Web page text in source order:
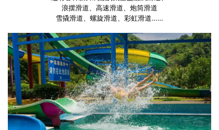
浪摆滑道、高速滑道、炮筒滑道
雪撬滑道、螺旋滑道、彩虹滑道……